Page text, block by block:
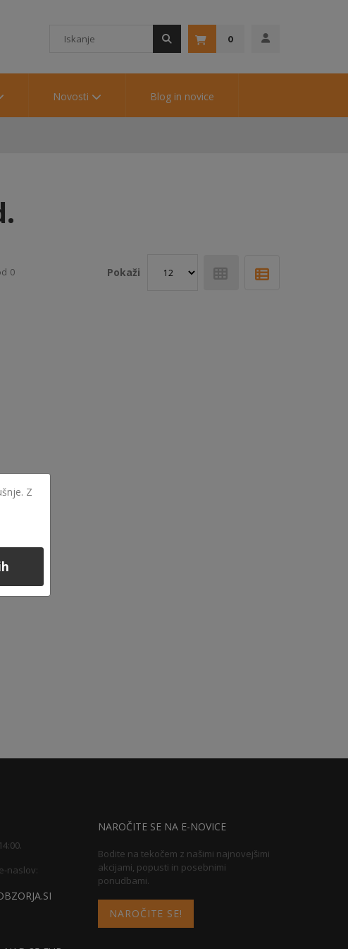
0
Novosti Blog in novice
0 Pokaži
naslov:
NAROČITE SE NA E-NOVICE
Bodite na tekočem z našimi najnovejšimi
akcijami, popusti in posebnimi
ponudbami.
NAROČITE SE!
Z